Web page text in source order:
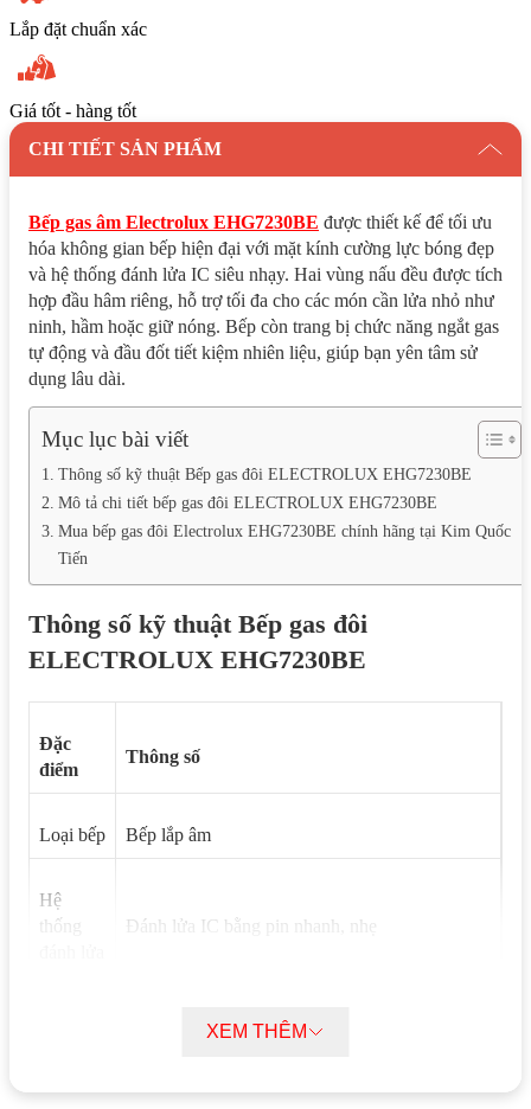
Lắp đặt chuẩn xác
Giá tốt - hàng tốt
CHI TIẾT SẢN PHẨM
Bếp gas âm Electrolux EHG7230BE được thiết kế để tối ưu
hóa không gian bếp hiện đại với mặt kính cường lực bóng đẹp
và hệ thống đánh lửa IC siêu nhạy. Hai vùng nấu đều được tích
hợp đầu hâm riêng, hỗ trợ tối đa cho các món cần lửa nhỏ như
ninh, hầm hoặc giữ nóng. Bếp còn trang bị chức năng ngắt gas
tự động và đầu đốt tiết kiệm nhiên liệu, giúp bạn yên tâm sử
dụng lâu dài.
Mục lục bài viết
Thông số kỹ thuật Bếp gas đôi ELECTROLUX EHG7230BE
Mô tả chi tiết bếp gas đôi ELECTROLUX EHG7230BE
Mua bếp gas đôi Electrolux EHG7230BE chính hãng tại Kim Quốc
Tiến
Thông số kỹ thuật Bếp gas đôi
ELECTROLUX EHG7230BE
Đặc
điểm
Thông số
Loại bếp Bếp lắp âm
Hệ
thống
Đánh lửa IC bằng pin nhanh, nhẹ
XEM THÊM